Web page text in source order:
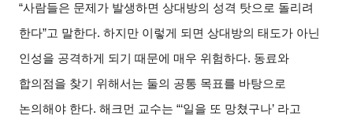
“사람들은 문제가 발생하면 상대방의 성격 탓으로 돌리려
한다”고 말한다. 하지만 이렇게 되면 상대방의 태도가 아닌
인성을 공격하게 되기 때문에 매우 위험하다. 동료와
합의점을 찾기 위해서는 둘의 공통 목표를 바탕으로
논의해야 한다. 해크먼 교수는 “‘일을 또 망쳤구나’ 라고